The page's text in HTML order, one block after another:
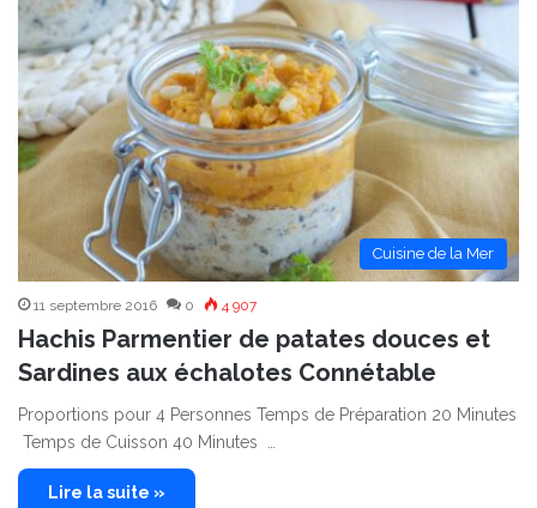
Cuisine de la Mer
11 septembre 2016 0 4 907
Hachis Parmentier de patates douces et
Sardines aux échalotes Connétable
Proportions pour 4 Personnes Temps de Préparation 20 Minutes
Temps de Cuisson 40 Minutes …
Lire la suite »